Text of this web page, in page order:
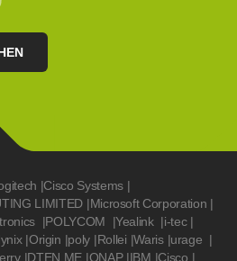
|Cisco Systems |
LIMITED |Microsoft Corporation |
|POLYCOM |Yealink |i-tec |
|Origin |poly |Rollei |Waris |urage |
|DTEN ME |QNAP |IBM |Cisco |